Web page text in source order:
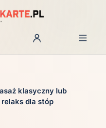
Zaloguj
klasyczny lub
relaks dla stóp